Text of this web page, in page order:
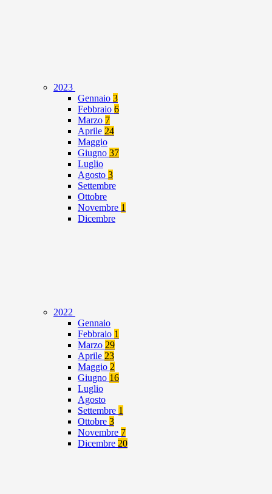
2023
Gennaio 3
Febbraio 6
Marzo 7
Aprile 24
Maggio
Giugno 37
Luglio
Agosto 3
Settembre
Ottobre
Novembre 1
Dicembre
2022
Gennaio
Febbraio 1
Marzo 29
Aprile 23
Maggio 2
Giugno 16
Luglio
Agosto
Settembre 1
Ottobre 3
Novembre 7
Dicembre 20